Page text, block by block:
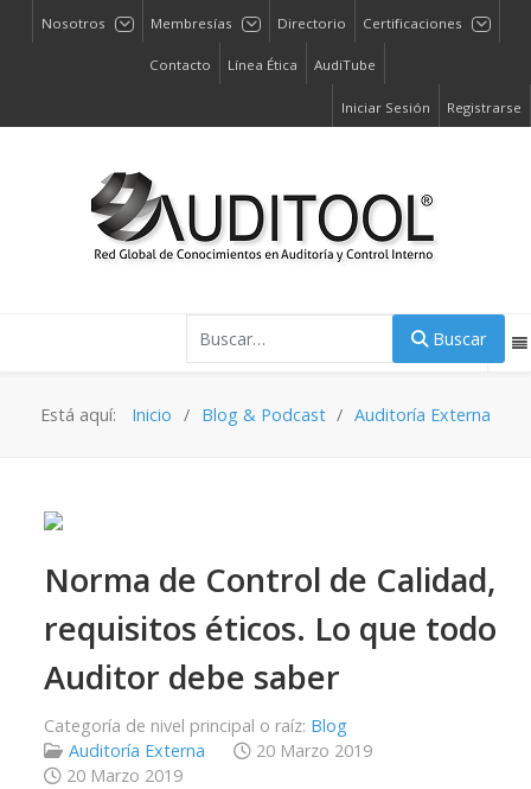
Nosotros Membresías Directorio Certificaciones
Contacto Línea Ética AudiTube
Iniciar Sesión Registrarse
Buscar
Está aquí: Inicio Blog & Podcast Auditoría Externa
Norma de Control de Calidad,
requisitos éticos. Lo que todo
Auditor debe saber
Categoría de nivel principal o raíz: Blog
Auditoría Externa
20 Marzo 2019
20 Marzo 2019